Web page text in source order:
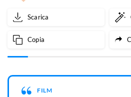
Scarica
Copia
FILM